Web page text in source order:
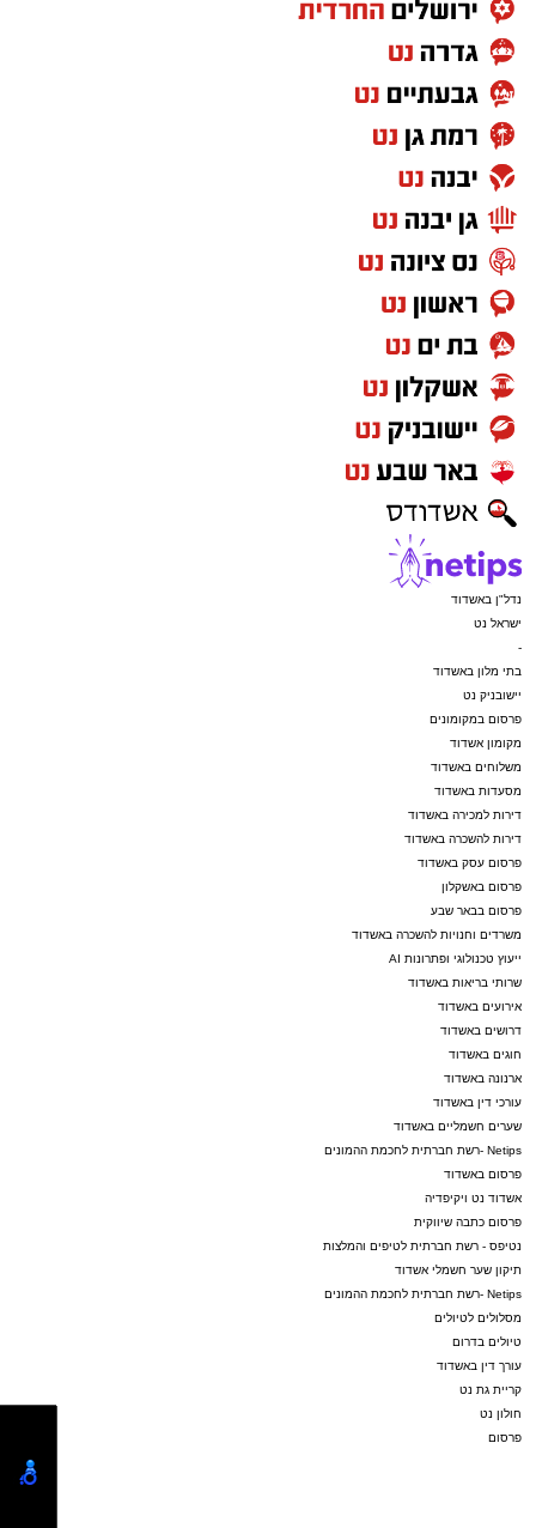
נדל"ן באשדוד
ישראל נט
-
בתי מלון באשדוד
יישובניק נט
פרסום במקומונים
מקומון אשדוד
משלוחים באשדוד
מסעדות באשדוד
דירות למכירה באשדוד
דירות להשכרה באשדוד
פרסום עסק באשדוד
פרסום באשקלון
פרסום בבאר שבע
משרדים וחנויות להשכרה באשדוד
ייעוץ טכנולוגי ופתרונות AI
שרותי בריאות באשדוד
אירועים באשדוד
דרושים באשדוד
חוגים באשדוד
ארנונה באשדוד
עורכי דין באשדוד
שערים חשמליים באשדוד
Netips -רשת חברתית לחכמת ההמונים
פרסום באשדוד
אשדוד נט ויקיפדיה
פרסום כתבה שיווקית
נטיפס - רשת חברתית לטיפים והמלצות
תיקון שער חשמלי אשדוד
Netips -רשת חברתית לחכמת ההמונים
מסלולים לטיולים
טיולים בדרום
עורך דין באשדוד
קריית גת נט
חולון נט
פרסום